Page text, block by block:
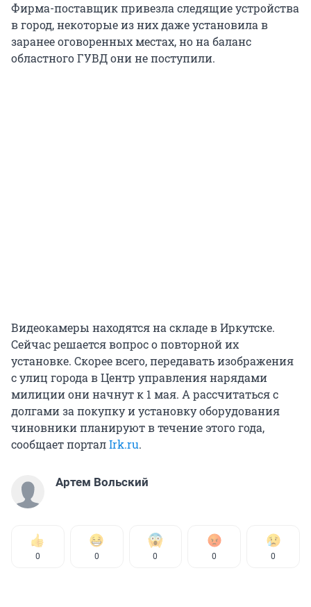
Фирма-поставщик привезла следящие устройства
в город, некоторые из них даже установила в
заранее оговоренных местах, но на баланс
областного ГУВД они не поступили.
Видеокамеры находятся на складе в Иркутске.
Сейчас решается вопрос о повторной их
установке. Скорее всего, передавать изображения
с улиц города в Центр управления нарядами
милиции они начнут к 1 мая. А рассчитаться с
долгами за покупку и установку оборудования
чиновники планируют в течение этого года,
сообщает порталIrk.ru.
Артем Вольский
0 0 0 0 0